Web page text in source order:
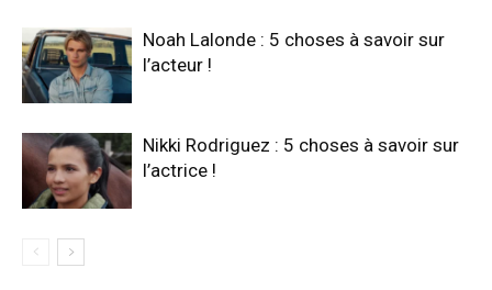
Noah Lalonde : 5 choses à savoir sur
l’acteur !
Nikki Rodriguez : 5 choses à savoir sur
l’actrice !